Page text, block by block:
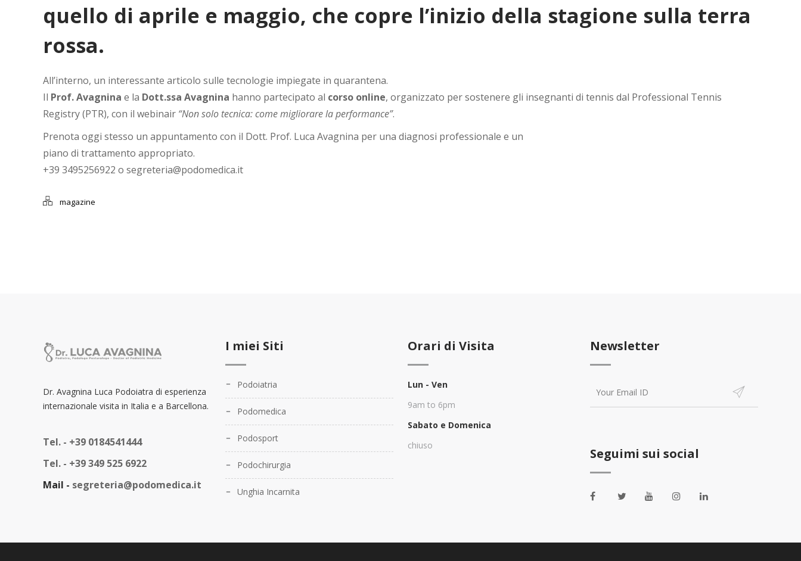
quello di aprile e maggio, che copre l’inizio della stagione sulla terra
rossa.
All’interno, un interessante articolo sulle tecnologie impiegate in quarantena.
Il Prof. Avagnina e la Dott.ssa Avagnina hanno partecipato al corso online, organizzato per sostenere gli insegnanti di tennis dal Professional Tennis
Registry (PTR), con il webinair “Non solo tecnica: come migliorare la performance”.
Prenota oggi stesso un appuntamento con il Dott. Prof. Luca Avagnina per una diagnosi professionale e un
piano di trattamento appropriato.
+39 3495256922 o segreteria@podomedica.it
magazine
Dr. Avagnina Luca Podoiatra di esperienza
internazionale visita in Italia e a Barcellona.
Tel. - +39 0184541444
Tel. - +39 349 525 6922
Mail - segreteria@podomedica.it
I miei Siti
Podoiatria
Podomedica
Podosport
Podochirurgia
Unghia Incarnita
Orari di Visita
Lun - Ven
9am to 6pm
Sabato e Domenica
chiuso
Newsletter
Seguimi sui social